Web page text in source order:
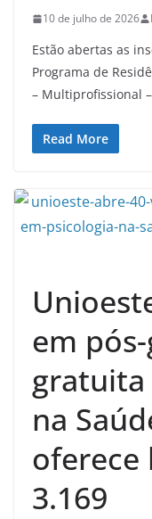
10 de julho de 2026
Estão abertas as
Programa de
– Multiprofissional –
Read More
em
gratuita
na
oferece
3.169